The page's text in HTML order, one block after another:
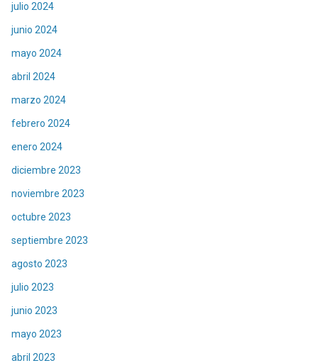
julio 2024
junio 2024
mayo 2024
abril 2024
marzo 2024
febrero 2024
enero 2024
diciembre 2023
noviembre 2023
octubre 2023
septiembre 2023
agosto 2023
julio 2023
junio 2023
mayo 2023
abril 2023